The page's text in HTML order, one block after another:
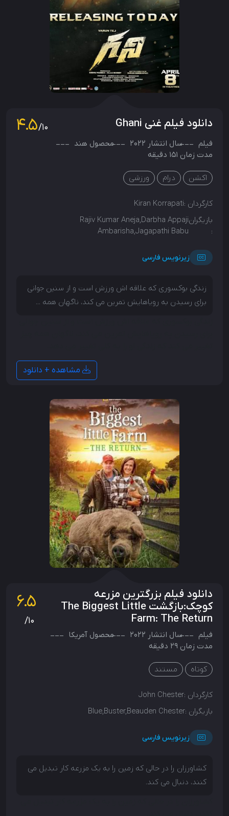
دانلود فیلم غنی Ghani 4.5/10
فیلم سال انتشار 2022 محصول هند
مدت زمان 151 دقیقه
اکشن درام ورزشی
کارگردان :Kiran Korrapati
بازیگران
:
Rajiv Kumar Aneja,Darbha Appaji
Ambarisha,Jagapathi Babu
زیرنویس فارسی
زندگی بوکسوری که علاقه اش ورزش است و از سنین جوانی
برای رسیدن به رویاهایش تمرین می کند، ناگهان همه ...
مشاهده + دانلود
دانلود فیلم بزرگترین مزرعه
کوچک:بازگشت The Biggest Little
Farm: The Return
6.5
/10
فیلم سال انتشار 2022 محصول آمریکا
مدت زمان 29 دقیقه
کوتاه مستند
کارگردان :John Chester
بازیگران :Blue,Buster,Beauden Chester
زیرنویس فارسی
کشاورزان را در حالی که زمین را به یک مزرعه کار تبدیل می
کنند، دنبال می کند.